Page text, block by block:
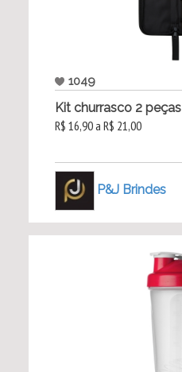
1049
Kit churrasco 2 peças
R$ 16,90 a R$ 21,00
P&J Brindes